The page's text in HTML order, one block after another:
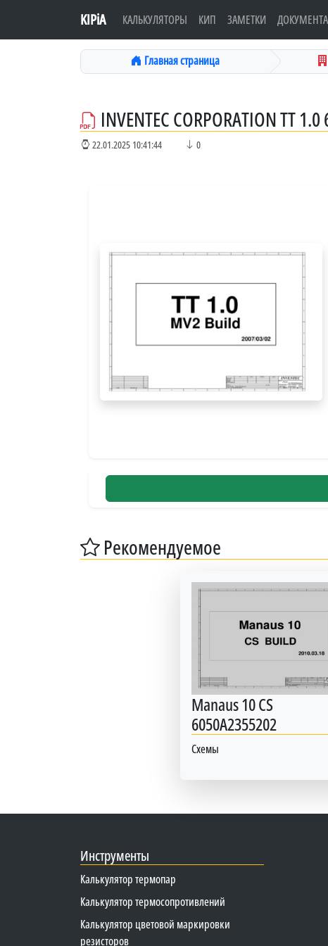
KIPiA КАЛЬКУЛЯТОРЫ КИП ЗАМЕТКИ
Главная страница
INVENTEC CORPORATION TT
22.01.2025 10:41:44 0
Рекомендуемое
Manaus 10 CS
6050A2355202
Схемы
Инструменты
Калькулятор термопар
Калькулятор термосопротивлений
Калькулятор цветовой маркировки
резисторов